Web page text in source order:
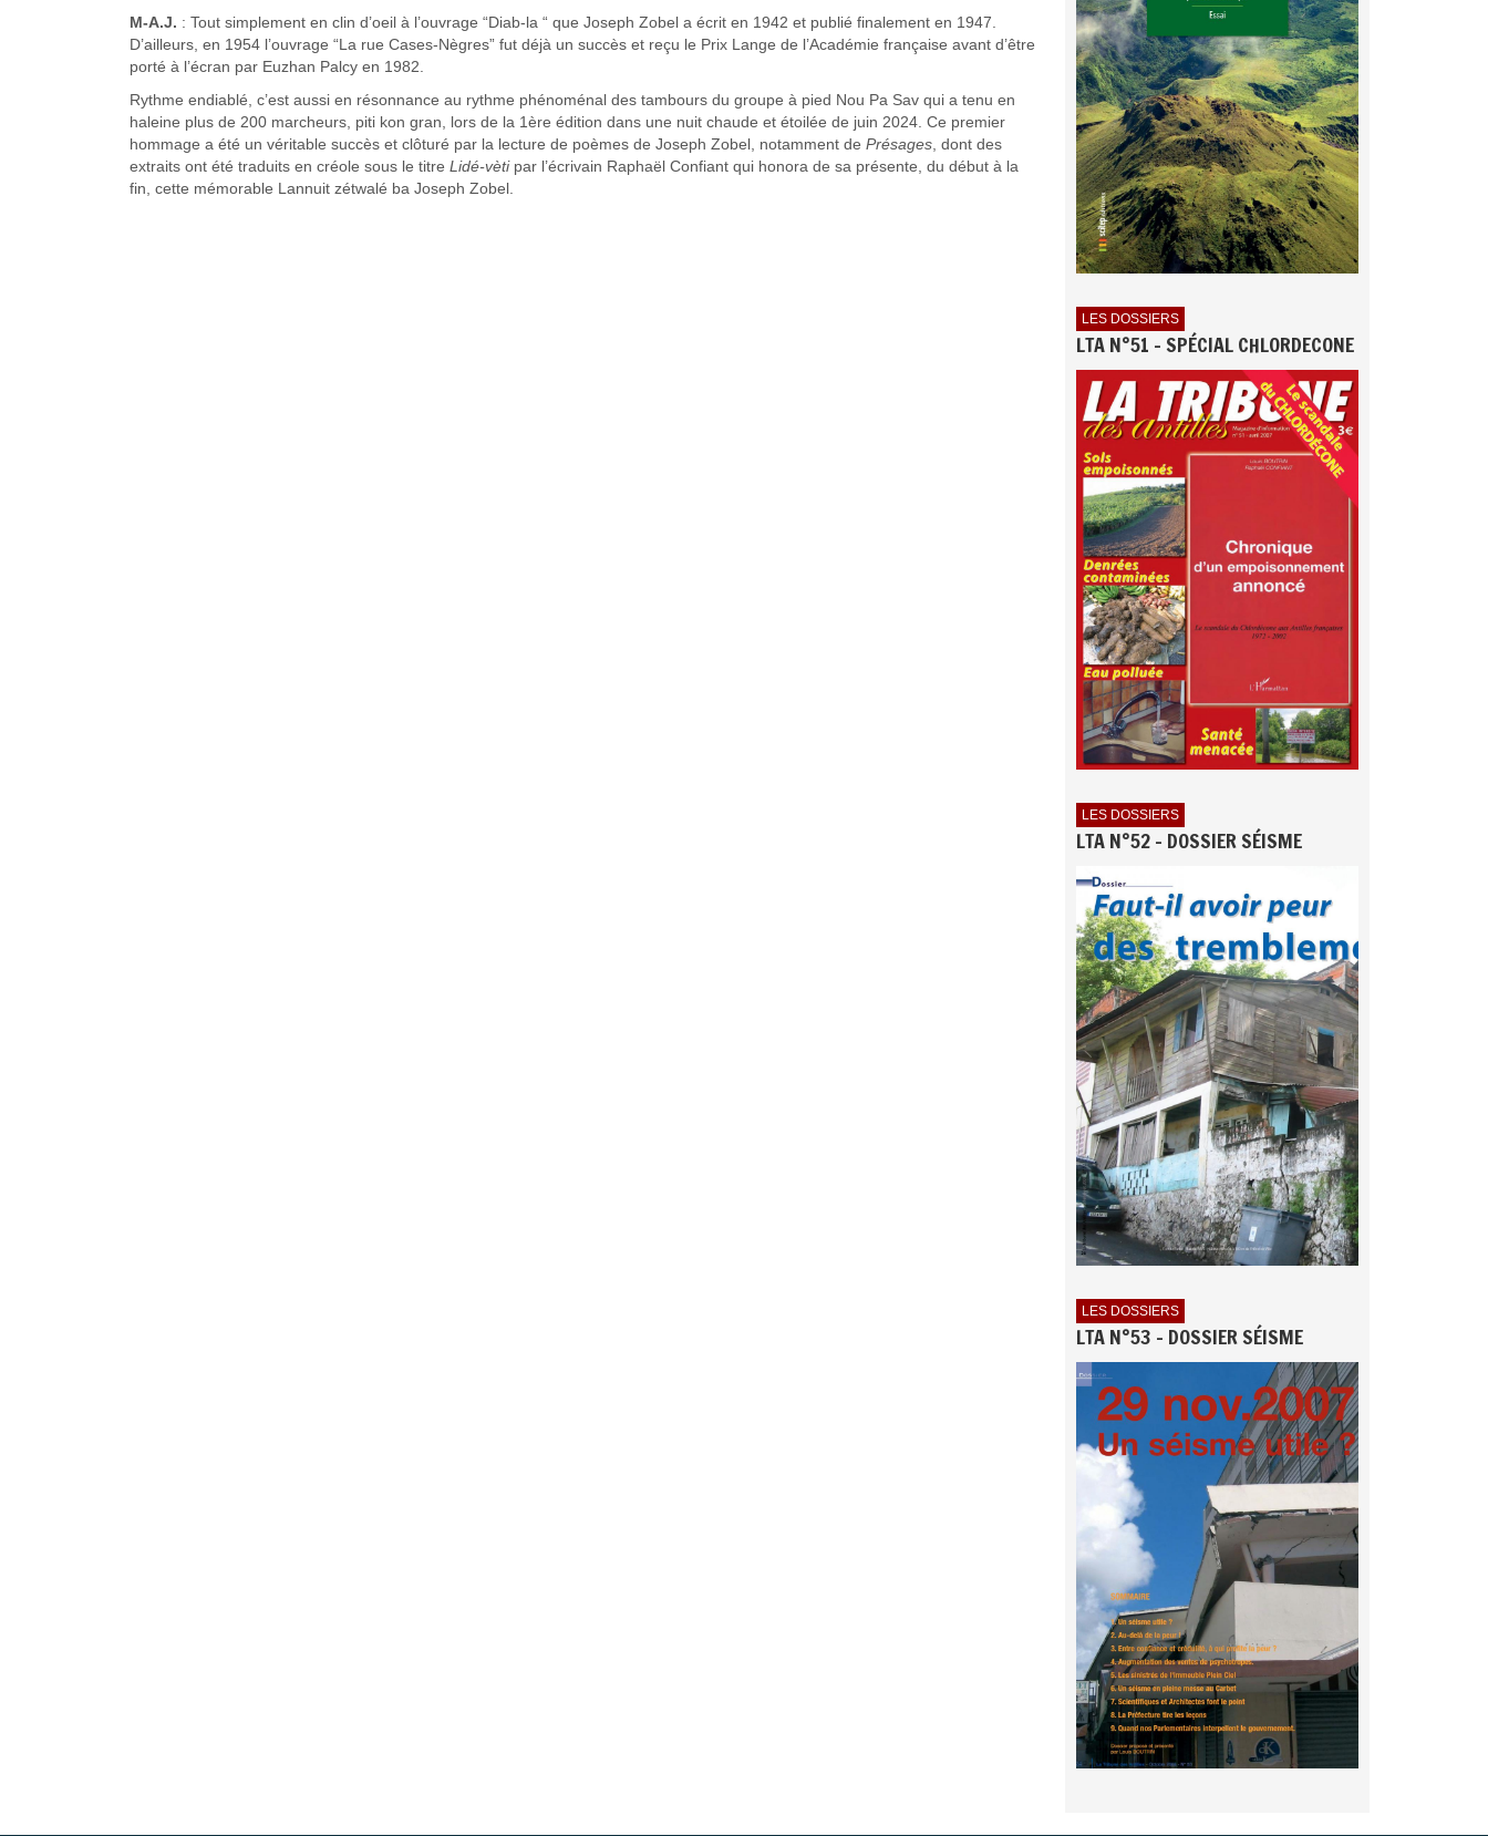
M-A.J. : Tout simplement en clin d’oeil à l’ouvrage “Diab-la “ que Joseph Zobel a écrit en 1942 et publié finalement en 1947.
D’ailleurs, en 1954 l’ouvrage “La rue Cases-Nègres” fut déjà un succès et reçu le Prix Lange de l’Académie française avant d’être
porté à l’écran par Euzhan Palcy en 1982.
Rythme endiablé, c’est aussi en résonnance au rythme phénoménal des tambours du groupe à pied Nou Pa Sav qui a tenu en
haleine plus de 200 marcheurs, piti kon gran, lors de la 1ère édition dans une nuit chaude et étoilée de juin 2024. Ce premier
hommage a été un véritable succès et clôturé par la lecture de poèmes de Joseph Zobel, notamment de Présages , dont des
extraits ont été traduits en créole sous le titre Lidé-vètipar l’écrivain Raphaël Confiant qui honora de sa présente, du début à la
fin, cette mémorable Lannuit zétwalé ba Joseph Zobel.
LES DOSSIERS
LTA N°51 - SPÉCIAL CHLORDECONE
LES DOSSIERS
LTA N°52 - DOSSIER SÉISME
LES DOSSIERS
LTA N°53 - DOSSIER SÉISME